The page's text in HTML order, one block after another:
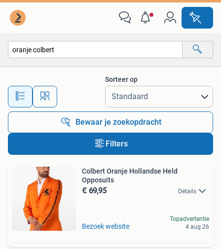
Alle afstanden…
Sorteer op
Bewaar je zoekopdracht
Filters
Colbert Oranje Hollandse Held
Opposuits
€ 69,95 Details
Bezoek website
Topadvertentie
4 aug 26